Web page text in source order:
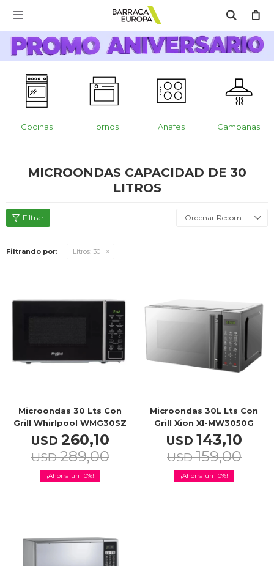

Cocinas Hornos Anafes Campanas
MICROONDAS CAPACIDAD DE 30
LITROS
Recomendados
Filtrando por: Litros: 30
Microondas 30 Lts Con
Grill Whirlpool WMG30SZ
USD 260,10
USD 289,00
10
Microondas 30L Lts Con
Grill Xion XI-MW3050G
USD 143,10
USD 159,00
10
MI CUENTA
Catálogo Escríbenos Aquí!! Promo Aniversario
Cocina
TV & Audio
Baño
Celulares